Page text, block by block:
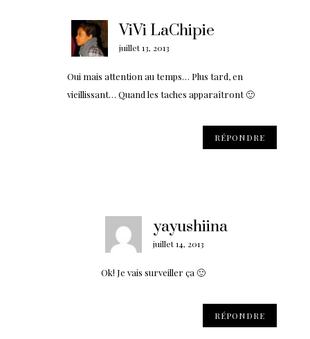
ViVi LaChipie
juillet 13, 2013
Oui mais attention au temps… Plus tard, en
vieillissant… Quand les taches apparaîtront 🙂
RÉPONDRE
yayushiina
juillet 14, 2013
Ok! Je vais surveiller ça 🙂
RÉPONDRE